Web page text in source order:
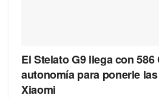
El Stelato G9 llega con 586
autonomía para ponerle
Xiaomi